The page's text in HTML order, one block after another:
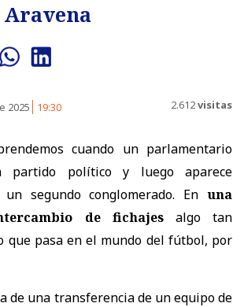
Aravena
2025 19:30 2.612visitas
cuando un parlamentario
partido político y luego aparece
segundo conglomerado. En una
de fichajesalgo tan
que pasa en el mundo del fútbol, por
de una transferencia de un equipo de